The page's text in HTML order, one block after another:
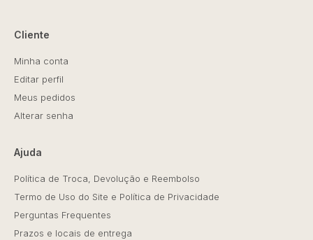
Cliente
Minha conta
Editar perfil
Meus pedidos
Alterar senha
Ajuda
Política de Troca, Devolução e Reembolso
Termo de Uso do Site e Política de Privacidade
Perguntas Frequentes
Prazos e locais de entrega